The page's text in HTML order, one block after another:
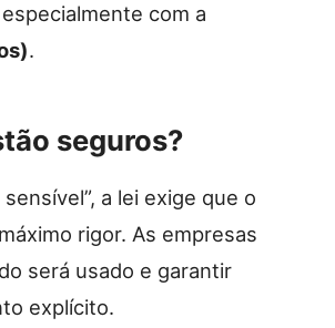
com a
.
seguros?
a lei exige que o
rigor. As empresas
será usado e garantir
explícito.